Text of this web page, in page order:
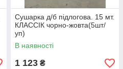
Сушарка д/б підлогова. 15 мт.
КЛАССІК чорно-жовта(5шт/
уп)
В наявності
1 123 ₴